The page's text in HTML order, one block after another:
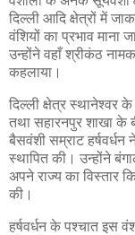
दिल्ली आदि क्षेत्रों में
वंशियों का प्रभाव माना
उन्होंने वहाँ श्रीकंठ
कहलाया।
दिल्ली क्षेत्र स्थानेश्वर
तथा सहारनपुर शाखा के
बैसवंशी सम्राट
स्थापित की। उन्होंने
अपने राज्य का विस्तार
की।
हर्षवर्धन के पश्चात इस